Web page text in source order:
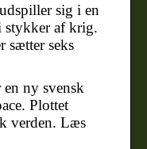
sig i en
stykker af krig.
sætter seks
ny svensk
Plottet
verden. Læs